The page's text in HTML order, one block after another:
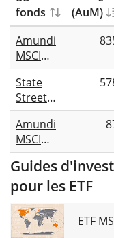
fonds
(AuM)
Amundi
MSCI
World
Health
Care
UCITS
ETF EUR
Acc
State
Street
SPDR
MSCI
World
Health
Care
UCITS
ETF USD
Amundi
MSCI
World
Health
Care
ETF USD
Acc
Guides
pour les ETF
ETF